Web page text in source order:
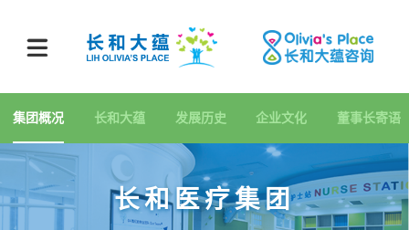
集团概况 长和大蕴 发展历史 企业文化 董事长寄语
长和医疗集团